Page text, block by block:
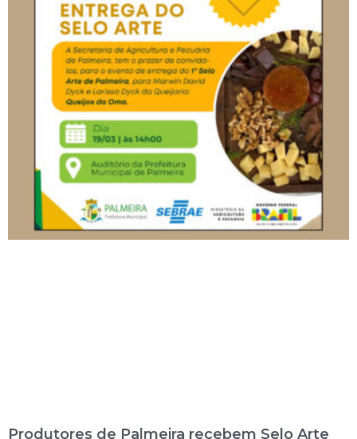
Produtores de Palmeira recebem Selo Arte